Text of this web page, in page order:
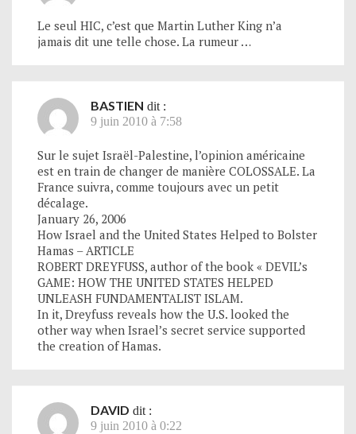
Le seul HIC, c’est que Martin Luther King n’a
jamais dit une telle chose. La rumeur …
BASTIEN dit :
9 juin 2010 à 7:58
Sur le sujet Israël-Palestine, l’opinion américaine
est en train de changer de manière COLOSSALE. La
France suivra, comme toujours avec un petit
décalage.
January 26, 2006
How Israel and the United States Helped to Bolster
Hamas – ARTICLE
ROBERT DREYFUSS, author of the book « DEVIL’s
GAME: HOW THE UNITED STATES HELPED
UNLEASH FUNDAMENTALIST ISLAM.
In it, Dreyfuss reveals how the U.S. looked the
other way when Israel’s secret service supported
the creation of Hamas.
DAVID dit :
9 juin 2010 à 0:22